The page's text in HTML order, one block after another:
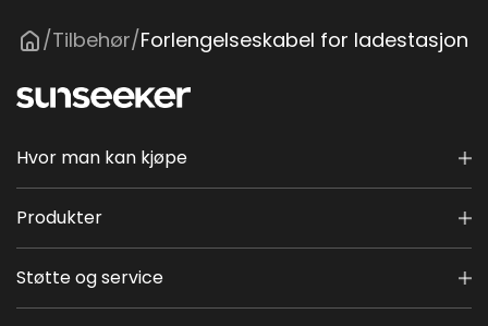
/Tilbehør/Forlengelseskabel for ladestasjon
Hvor man kan kjøpe
Produkter
Støtte og service